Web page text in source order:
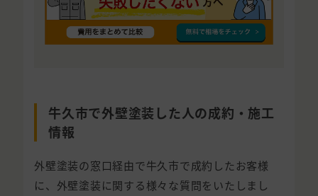
牛久市で外壁塗装した人の成約・施工
情報
外壁塗装の窓口経由で牛久市で成約したお客様
に、外壁塗装に関する様々な質問をいたしまし